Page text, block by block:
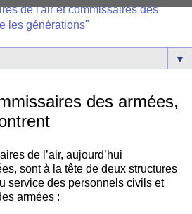
de l'air et commissaires des
les générations"
▼
des armées,
de l’air, aujourd’hui
sont à la tête de deux structures
service des personnels civils et
armées :